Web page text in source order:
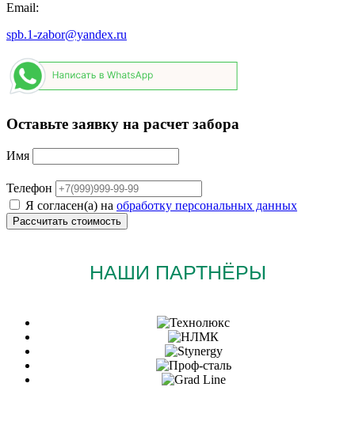
Email:
spb.1-zabor@yandex.ru
Оставьте заявку на расчет забора
Имя
Телефон
Я согласен(а) на обработку персональных данных
НАШИ ПАРТНЁРЫ